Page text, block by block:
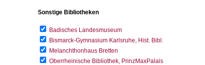
Sonstige Bibliotheken
Badisches Landesmuseum
Bismarck-Gymnasium Karlsruhe, Hist. Bibl.
Melanchthonhaus Bretten
Oberrheinische Bibliothek, PrinzMaxPalais